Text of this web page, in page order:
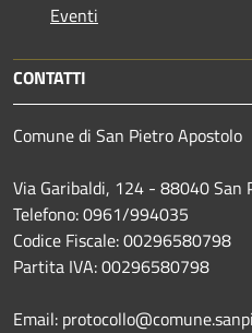
Eventi
CONTATTI
Comune di San Pietro Apostolo
Via Garibaldi, 124 - 88040 San
Telefono: 0961/994035
Codice Fiscale: 00296580798
Partita IVA: 00296580798
Email: